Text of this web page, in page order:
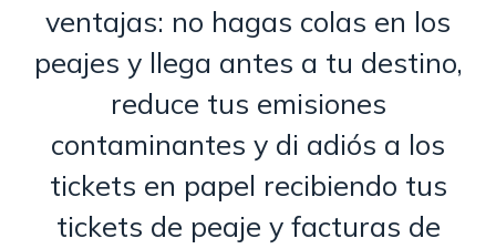
ventajas: no hagas colas en los
peajes y llega antes a tu destino,
reduce tus emisiones
contaminantes y di adiós a los
tickets en papel recibiendo tus
tickets de peaje y facturas de